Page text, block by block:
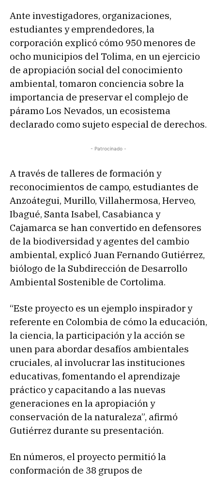
Ante investigadores, organizaciones,
estudiantes y emprendedores, la
corporación explicó cómo 950 menores de
ocho municipios del Tolima, en un ejercicio
de apropiación social del conocimiento
ambiental, tomaron conciencia sobre la
importancia de preservar el complejo de
páramo Los Nevados, un ecosistema
declarado como sujeto especial de derechos.
- Patrocinado -
A través de talleres de formación y
reconocimientos de campo, estudiantes de
Anzoátegui, Murillo, Villahermosa, Herveo,
Ibagué, Santa Isabel, Casabianca y
Cajamarca se han convertido en defensores
de la biodiversidad y agentes del cambio
ambiental, explicó Juan Fernando Gutiérrez,
biólogo de la Subdirección de Desarrollo
Ambiental Sostenible de Cortolima.
“Este proyecto es un ejemplo inspirador y
referente en Colombia de cómo la educación,
la ciencia, la participación y la acción se
unen para abordar desafíos ambientales
cruciales, al involucrar las instituciones
educativas, fomentando el aprendizaje
práctico y capacitando a las nuevas
generaciones en la apropiación y
conservación de la naturaleza”, afirmó
Gutiérrez durante su presentación.
En números, el proyecto permitió la
conformación de 38 grupos de